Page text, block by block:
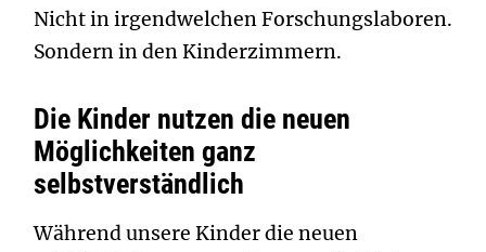
Nicht in irgendwelchen Forschungslaboren.
Sondern in den Kinderzimmern.
Die Kinder nutzen die neuen
Möglichkeiten ganz
selbstverständlich
Während unsere Kinder die neuen